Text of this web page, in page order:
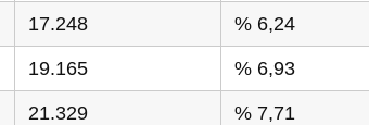
17.248 % 6,24
19.165 % 6,93
21.329 % 7,71